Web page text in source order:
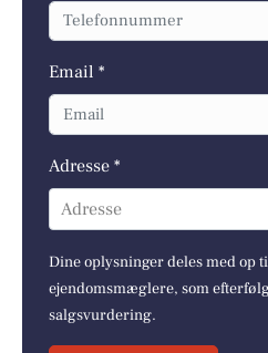
Email *
Adresse *
Adresse
Dine oplysninger deles med op
ejendomsmæglere, som
salgsvurdering.